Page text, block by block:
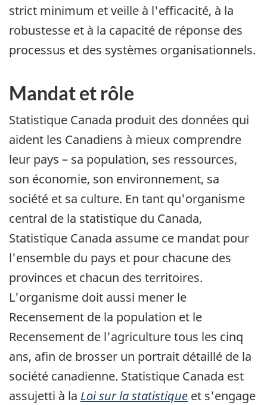
strict minimum et veille à l'efficacité, à la
robustesse et à la capacité de réponse des
processus et des systèmes organisationnels.
Mandat et rôle
Statistique Canada produit des données qui
aident les Canadiens à mieux comprendre
leur pays – sa population, ses ressources,
son économie, son environnement, sa
société et sa culture. En tant qu'organisme
central de la statistique du Canada,
Statistique Canada assume ce mandat pour
l'ensemble du pays et pour chacune des
provinces et chacun des territoires.
L'organisme doit aussi mener le
Recensement de la population et le
Recensement de l'agriculture tous les cinq
ans, afin de brosser un portrait détaillé de la
société canadienne. Statistique Canada est
assujetti à la Loi sur la statistique et s'engage